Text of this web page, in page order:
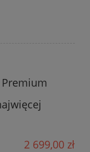
2 699,00 zł